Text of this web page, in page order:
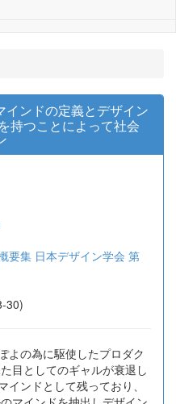
インドの定義とデザイン
持つことによって社会
要集 日本デザイン学会 第
30)
よの為に駆使したプロダク
目としてのギャルが衰退し
ンドとして残っており、